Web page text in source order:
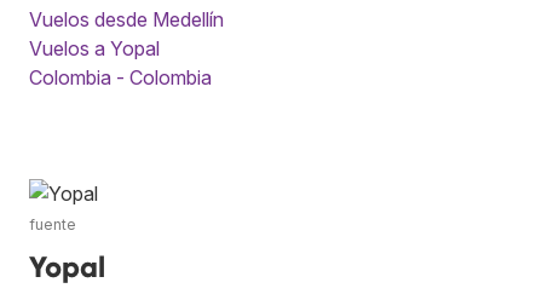
Vuelos desde Medellín
Vuelos a Yopal
Colombia - Colombia
fuente
Yopal